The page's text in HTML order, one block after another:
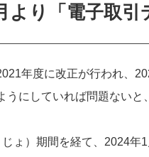
より「電子取
年度に改正が行われ、
うにしていれば問題ない
ょ）期間を経て、2024